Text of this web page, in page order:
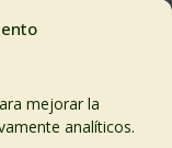
mejorar la
analíticos.